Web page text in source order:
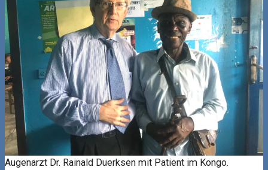
Augenarzt Dr. Rainald Duerksen mit Patient im Kongo.